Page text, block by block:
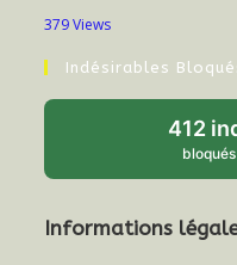
379 Views
Indésirables
412
Informations